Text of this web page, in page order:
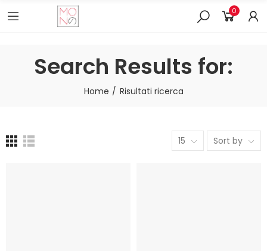
0
Search Results for:
Home Risultati ricerca
15 Sort by